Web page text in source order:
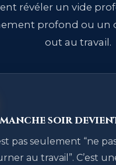
révéler un vide
profond ou un
out au travail.
soir
pas seulement “ne
au travail”. C’est